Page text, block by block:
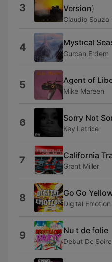
3
Version)
Claudio Souza
4 Mystical
Gurcan Erdem
5 Agent of
Mike Mareen
6 Sorry Not
Key Latrice
7 California
Grant Miller
8 Go Go
Digital Emotion
9 Nuit de folie
Debut De